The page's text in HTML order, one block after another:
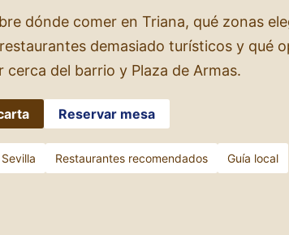
dónde comer en Triana, qué zonas
demasiado turísticos y qué
cerca del barrio y Plaza de Armas.
Reservar mesa
Restaurantes recomendados Guía local